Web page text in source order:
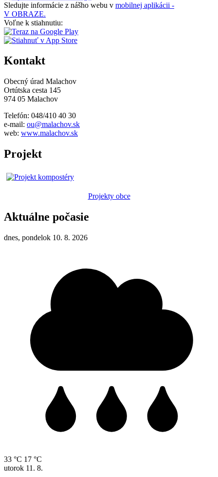
Sledujte informácie z nášho webu v mobilnej aplikácii -
V OBRAZE.
Voľne k stiahnutiu:
Kontakt
Obecný úrad Malachov
Ortútska cesta 145
974 05 Malachov
Telefón: 048/410 40 30
e-mail: ou@malachov.sk
web: www.malachov.sk
Projekt
Projekty obce
Aktuálne počasie
dnes, pondelok 10. 8. 2026
33 °C 17 °C
utorok 11. 8.